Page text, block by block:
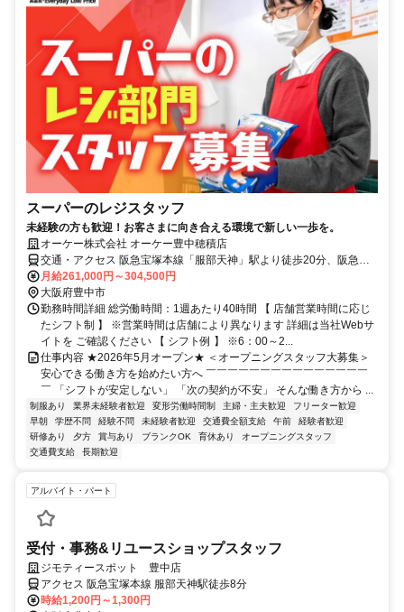
スーパーのレジスタッフ
未経験の方も歓迎！お客さまに向き合える環境で新しい一歩を。
オーケー株式会社 オーケー豊中穂積店
交通・アクセス 阪急宝塚本線「服部天神」駅より徒歩20分、阪急宝
塚本線「庄内」駅より徒歩19分
月給261,000円～304,500円
大阪府豊中市
勤務時間詳細 総労働時間：1週あたり40時間 【 店舗営業時間に応じ
たシフト制 】 ※営業時間は店舗により異なります 詳細は当社Webサ
イトを ご確認ください 【 シフト例 】 ※6：00～2...
仕事内容 ★2026年5月オープン★ ＜オープニングスタッフ大募集＞
安心できる働き方を始めたい方へ ￣￣￣￣￣￣￣￣￣￣￣￣￣￣￣
￣ 「シフトが安定しない」 「次の契約が不安」 そんな働き方から ...
制服あり 業界未経験者歓迎 変形労働時間制 主婦・主夫歓迎
フリーター歓迎
早朝
学歴不問 経験不問 未経験者歓迎 交通費全額支給 午前
経験者歓迎
研修あり
夕方 賞与あり ブランクOK 育休あり
オープニングスタッフ
交通費支給
長期歓迎
アルバイト・パート
受付・事務&リユースショップスタッフ
ジモティースポット 豊中店
アクセス 阪急宝塚本線 服部天神駅徒歩8分
時給1,200円～1,300円